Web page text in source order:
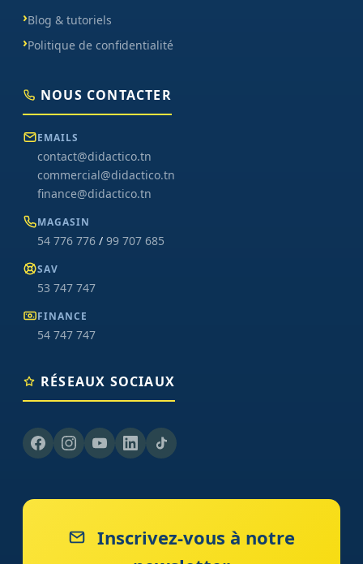
Blog & tutoriels
Politique de confidentialité
NOUS CONTACTER
EMAILS
contact@didactico.tn
commercial@didactico.tn
finance@didactico.tn
MAGASIN
54 776 776 / 99 707 685
SAV
53 747 747
FINANCE
54 747 747
RÉSEAUX SOCIAUX
Inscrivez-vous à notre